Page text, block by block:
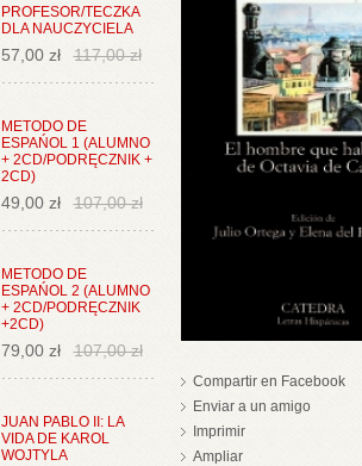
PROFESOR/TECZKA
DLA NAUCZYCIELA
57,00 zł 117,00 zł
METODO DE
ESPAŃOL 1 (ALUMNO
+ 2CD/PODRĘCZNIK +
2CD)
49,00 zł 107,00 zł
METODO DE
ESPAŃOL 2 (ALUMNO
+ 2CD/PODRĘCZNIK
+2CD)
79,00 zł 107,00 zł
JUAN PABLO II: LA
VIDA DE KAROL
WOJTYLA
Compartir en Facebook
Enviar a un amigo
Imprimir
Ampliar